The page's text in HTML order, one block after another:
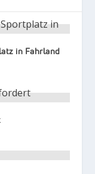
in Fahrland